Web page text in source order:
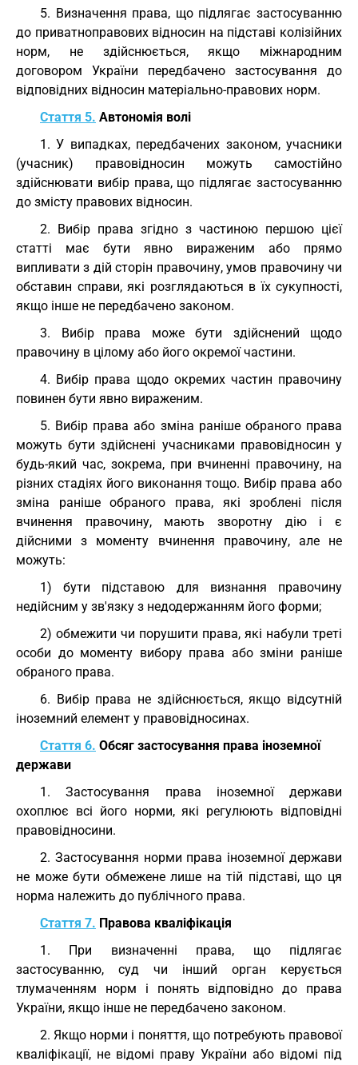
5. Визначення права, що підлягає застосуванню
до приватноправових відносин на підставі колізійних
норм, не здійснюється, якщо міжнародним
договором України передбачено застосування до
відповідних відносин матеріально-правових норм.
Стаття 5. Автономія волі
1. У випадках, передбачених законом, учасники
(учасник) правовідносин можуть самостійно
здійснювати вибір права, що підлягає застосуванню
до змісту правових відносин.
2. Вибір права згідно з частиною першою цієї
статті має бути явно вираженим або прямо
випливати з дій сторін правочину, умов правочину чи
обставин справи, які розглядаються в їх сукупності,
якщо інше не передбачено законом.
3. Вибір права може бути здійснений щодо
правочину в цілому або його окремої частини.
4. Вибір права щодо окремих частин правочину
повинен бути явно вираженим.
5. Вибір права або зміна раніше обраного права
можуть бути здійснені учасниками правовідносин у
будь-який час, зокрема, при вчиненні правочину, на
різних стадіях його виконання тощо. Вибір права або
зміна раніше обраного права, які зроблені після
вчинення правочину, мають зворотну дію і є
дійсними з моменту вчинення правочину, але не
можуть:
1) бути підставою для визнання правочину
недійсним у зв'язку з недодержанням його форми;
2) обмежити чи порушити права, які набули треті
особи до моменту вибору права або зміни раніше
обраного права.
6. Вибір права не здійснюється, якщо відсутній
іноземний елемент у правовідносинах.
Стаття 6. Обсяг застосування права іноземної
держави
1. Застосування права іноземної держави
охоплює всі його норми, які регулюють відповідні
правовідносини.
2. Застосування норми права іноземної держави
не може бути обмежене лише на тій підставі, що ця
норма належить до публічного права.
Стаття 7. Правова кваліфікація
1. При визначенні права, що підлягає
застосуванню, суд чи інший орган керується
тлумаченням норм і понять відповідно до права
України, якщо інше не передбачено законом.
2. Якщо норми і поняття, що потребують правової
кваліфікації, не відомі праву України або відомі під